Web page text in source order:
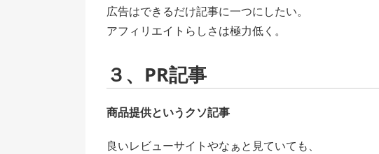
広告はできるだけ記事に一つにしたい。
アフィリエイトらしさは極力低く。
３、PR記事
商品提供というクソ記事
良いレビューサイトやなぁと見ていても、